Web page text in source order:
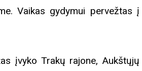
Vaikas gydymui pervežtas į
įvyko Trakų rajone, Aukštųjų